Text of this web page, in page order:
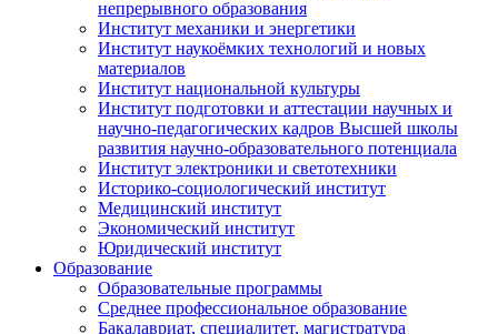
непрерывного образования
Институт механики и энергетики
Институт наукоёмких технологий и новых
материалов
Институт национальной культуры
Институт подготовки и аттестации научных и
научно-педагогических кадров Высшей школы
развития научно-образовательного потенциала
Институт электроники и светотехники
Историко-социологический институт
Медицинский институт
Экономический институт
Юридический институт
Образование
Образовательные программы
Среднее профессиональное образование
Бакалавриат, специалитет, магистратура